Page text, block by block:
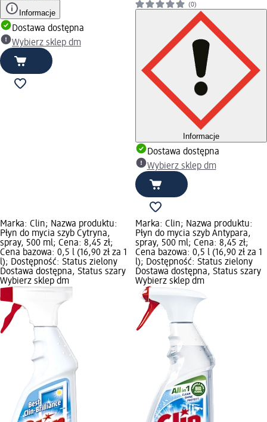
Informacje
Dostawa dostępna
Wybierz sklep dm
(0)
Informacje
Dostawa dostępna
Wybierz sklep dm
Marka: Clin; Nazwa produktu:
Płyn do mycia szyb Cytryna,
spray, 500 ml; Cena: 8,45 zł;
Cena bazowa: 0,5 l (16,90 zł za 1
l); Dostępność: Status zielony
Dostawa dostępna, Status szary
Wybierz sklep dm
Marka: Clin; Nazwa produktu:
Płyn do mycia szyb Antypara,
spray, 500 ml; Cena: 8,45 zł;
Cena bazowa: 0,5 l (16,90 zł za 1
l); Dostępność: Status zielony
Dostawa dostępna, Status szary
Wybierz sklep dm